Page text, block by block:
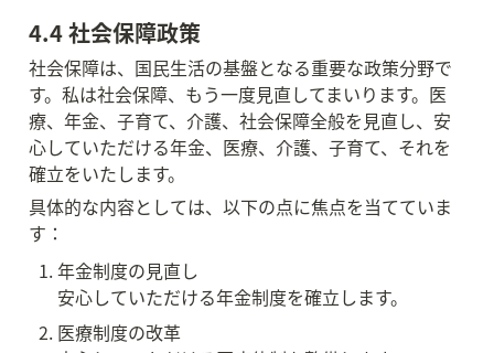
4.4 社会保障政策
社会保障は、国民生活の基盤となる重要な政策分野で
す。私は社会保障、もう一度見直してまいります。医
療、年金、子育て、介護、社会保障全般を見直し、安
心していただける年金、医療、介護、子育て、それを
確立をいたします。
具体的な内容としては、以下の点に焦点を当てていま
す：
年金制度の見直し
安心していただける年金制度を確立します。
医療制度の改革